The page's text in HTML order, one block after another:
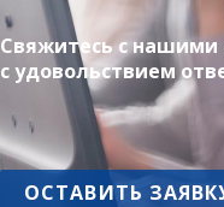
Свяжитесь с нашими
с удовольствием
ОСТАВИТЬ